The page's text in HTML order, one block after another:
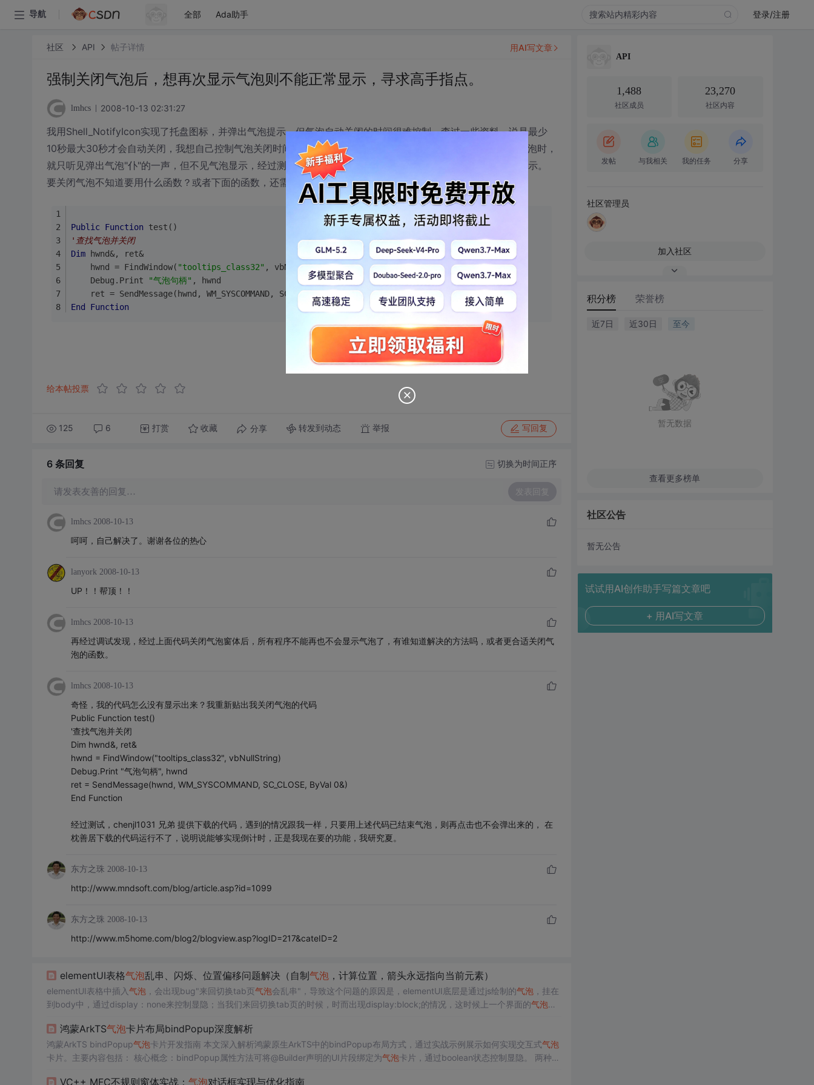
导航 全部 Ada助手 登录/注册
社区 API 帖子详情
强制关闭气泡后，想再次显示气泡则不能正常显示，寻求高手指点。
lmhcs 2008-10-13 02:31:27
我用Shell_NotifyIcon实现了托盘图标，并弹出气泡提示，但气泡自动关闭的时间很难控制，查过一些资料，说是最少
10秒最大30秒才会自动关闭，我想自己控制气泡关闭时间 ，我用下面代码关闭了气泡，但是，再调用重新弹出气泡时，
就只听见弹出气泡"仆"的一声，但不见气泡显示，经过测试，发现只要重新启动explorer进程，则气泡才能正常显示。
要关闭气泡不知道要用什么函数？或者下面的函数，还需要做什么设置才能让气泡正常显示呢。？
Public Function test()
'查找气泡并关闭
Dim hwnd&, ret&
    hwnd = FindWindow(
"tooltips_class32" , vbNullString)
    Debug.Print
"气泡句柄" , hwnd
    ret = SendMessage(hwnd, WM_SYSCOMMAND, SC_CLOSE,
0&)
End
Function
给本帖投票
125 6 打赏 收藏 分享 转发到动态 举报 写回复
用AI写文章
6 条回复 切换为时间正序
请发表友善的回复… 发表回复
lmhcs 2008-10-13
呵呵，自己解决了。谢谢各位的热心
lanyork 2008-10-13
UP！！帮顶！！
lmhcs 2008-10-13
再经过调试发现，经过上面代码关闭气泡窗体后，所有程序不能再也不会显示气泡了，有谁知道解决的方法吗，或者更合适关闭气
泡的函数。
lmhcs 2008-10-13
奇怪，我的代码怎么没有显示出来？我重新贴出我关闭气泡的代码
Public Function test()
'查找气泡并关闭
Dim hwnd&, ret&
hwnd = FindWindow("tooltips_class32", vbNullString)
Debug.Print "气泡句柄", hwnd
ret = SendMessage(hwnd, WM_SYSCOMMAND, SC_CLOSE, ByVal 0&)
End Function
经过测试，chenjl1031 兄弟 提供下载的代码，遇到的情况跟我一样，只要用上述代码已结束气泡，则再点击也不会弹出来的， 在
枕善居下载的代码运行不了，说明说能够实现倒计时，正是我现在要的功能，我研究夏。
东方之珠 2008-10-13
http://www.mndsoft.com/blog/article.asp?id=1099
东方之珠 2008-10-13
http://www.m5home.com/blog2/blogview.asp?logID=217&cateID=2
elementUI表格气泡乱串、闪烁、位置偏移问题解决（自制气泡，计算位置，箭头永远指向当前元素）
elementUI表格中插入气泡，会出现bug"来回切换tab页气泡会乱串"，导致这个问题的原因是，elementUI底层是通过js绘制的气泡，挂在
到body中，通过display：none来控制显隐；当我们来回切换tab页的时候，时而出现display:block;的情况，这时候上一个界面的气泡就
会让气泡乱串出现的频率降低，并不能从根本上解决问题，而且还会带来新的界面bug。下面先介绍
鸿蒙ArkTS气泡卡片布局bindPopup深度解析
鸿蒙ArkTS bindPopup气泡卡片开发指南 本文深入解析鸿蒙原生ArkTS中的bindPopup布局方式，通过实战示例展示如何实现交互式气泡
卡片。主要内容包括： 核心概念：bindPopup属性方法可将@Builder声明的UI片段绑定为气泡卡片，通过boolean状态控制显隐。 两种构
VC++ MFC不规则窗体实战： 气泡对话框实现与优化指南
API
1,488
社区成员
23,270
社区内容
发帖 与我相关 我的任务 分享
社区管理员
加入社区
积分榜 荣誉榜
近7日 近30日 至今
暂无数据
查看更多榜单
社区公告
暂无公告
试试用AI创作助手写篇文章吧
+ 用AI写文章